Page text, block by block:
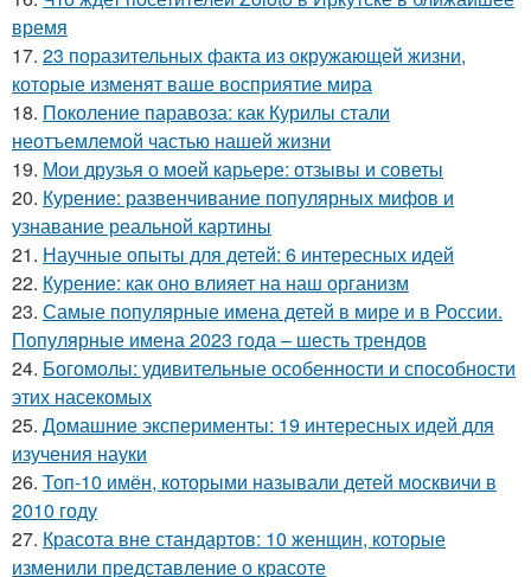
время
17. 23 поразительных факта из окружающей жизни,
которые изменят ваше восприятие мира
18. Поколение паравоза: как Курилы стали
неотъемлемой частью нашей жизни
19. Мои друзья о моей карьере: отзывы и советы
20. Курение: развенчивание популярных мифов и
узнавание реальной картины
21. Научные опыты для детей: 6 интересных идей
22. Курение: как оно влияет на наш организм
23. Самые популярные имена детей в мире и в России.
Популярные имена 2023 года – шесть трендов
24. Богомолы: удивительные особенности и способности
этих насекомых
25. Домашние эксперименты: 19 интересных идей для
изучения науки
26. Топ-10 имён, которыми называли детей москвичи в
2010 году
27. Красота вне стандартов: 10 женщин, которые
изменили представление о красоте